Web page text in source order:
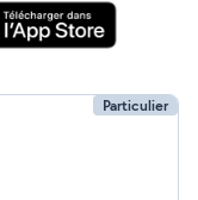
Particulier